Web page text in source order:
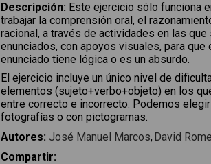
Descripción: Este ejercicio sólo funciona
trabajar la comprensión oral, el
racional, a través de actividades en las
enunciados, con apoyos visuales, para
enunciado tiene lógica o es un absurdo.
El ejercicio incluye un único nivel de
elementos (sujeto+verbo+objeto) en los
entre correcto e incorrecto. Podemos
fotografías o con pictogramas.
Autores: José Manuel Marcos David
Compartir: